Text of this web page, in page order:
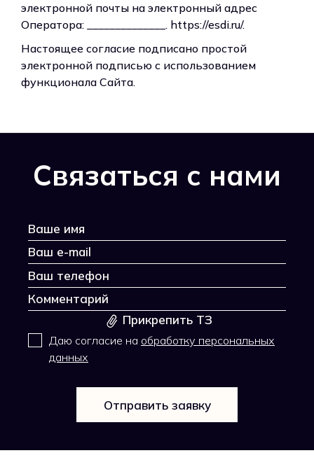
электронной почты на электронный адрес
Оператора: ______________. https://esdi.ru/.
Настоящее согласие подписано простой
электронной подписью с использованием
функционала Сайта.
Связаться с нами
Прикрепить ТЗ
Даю согласие на обработку персональных
данных
Отправить заявку